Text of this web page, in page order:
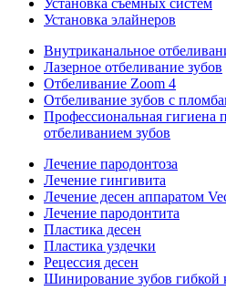
Установка съемных систем
Установка элайнеров
Внутриканальное
Лазерное отбеливание зубов
Отбеливание Zoom 4
Отбеливание зубов с
Профессиональная гигиена
отбеливанием зубов
Лечение пародонтоза
Лечение гингивита
Лечение десен аппаратом
Лечение пародонтита
Пластика десен
Пластика уздечки
Рецессия десен
Шинирование зубов гибкой